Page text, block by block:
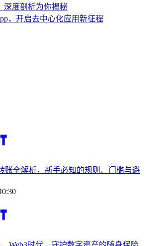
深度剖析为你揭秘
，开启去中心化应用新征程
账全解析，新手必知的规则、门槛与避